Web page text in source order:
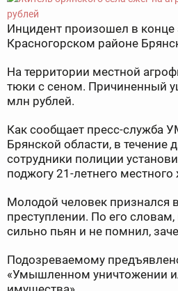
Инцидент произошел в конце
Красногорском районе
На территории местной
тюки с сеном. Причиненный
млн рублей.
Как сообщает пресс-служба
Брянской области, в течение
сотрудники полиции
поджогу 21-летнего местного
Молодой человек признался
преступлении. По его
сильно пьян и не помнил,
Подозреваемому
«Умышленном уничтожении